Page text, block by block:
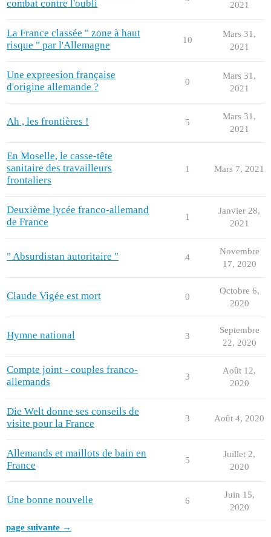
combat contre l'oubli
2021
La France classée " zone à haut
risque " par l'Allemagne
10
Mars 31,
2021
Une expreesion française
d'origine allemande ?
0
Mars 31,
2021
Ah , les frontières ! 5
Mars 31,
2021
En Moselle, le casse-tête
sanitaire des travailleurs
frontaliers
1 Mars 7, 2021
Deuxième lycée franco-allemand
de France
1
Janvier 28,
2021
" Absurdistan autoritaire " 4
Novembre
17, 2020
Claude Vigée est mort 0
Octobre 6,
2020
Hymne national 3
Septembre
22, 2020
Compte joint - couples franco-
allemands
3
Août 12,
2020
Die Welt donne ses conseils de
visite pour la France
3 Août 4, 2020
Allemands et maillots de bain en
France
5
Juillet 2,
2020
Une bonne nouvelle 6
Juin 15,
2020
page suivante →